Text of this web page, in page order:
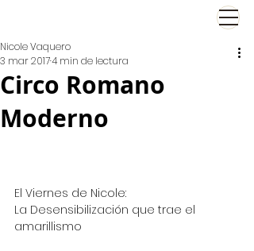
Circo Romano
Moderno
Nicole Vaquero
3 mar 20174 min de lectura
El Viernes de Nicole:
La Desensibilización que trae el
amarillismo